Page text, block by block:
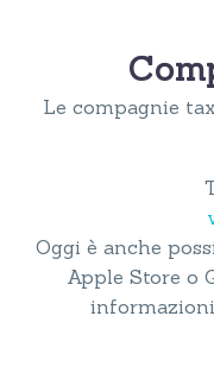
Le compagnie
Oggi è anche
Apple Store o